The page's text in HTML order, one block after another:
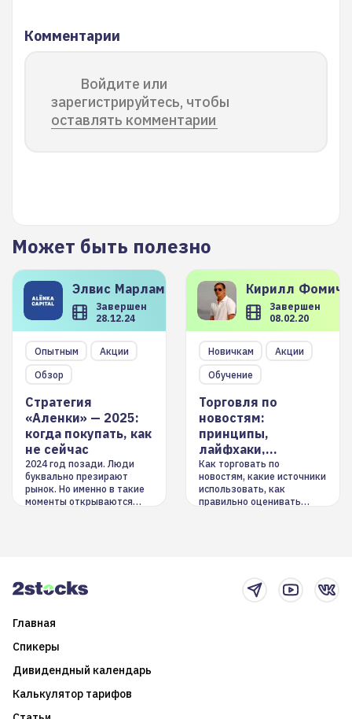
Комментарии
Войдите или
зарегистрируйтесь, чтобы
оставлять комментарии
Может быть полезно
Элвис Марламов
Завершен
28.12.24
Опытным
Акции
Обзор
Стратегия
«Аленки» — 2025:
когда покупать, как
не сейчас
2024 год позади. Люди
буквально презирают
рынок. Но именно в такие
моменты открываются
Кирилл
Завершен
08.02.20
Новичкам
Акции
Обучение
Торговля по
новостям:
принципы,
лайфхаки,
инструменты
Как торговать по
новостям, какие источники
использовать, как
правильно оценивать
Главная
Спикеры
Дивидендный календарь
Калькулятор тарифов